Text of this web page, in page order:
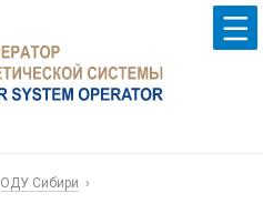
ОДУ Сибири